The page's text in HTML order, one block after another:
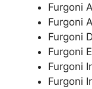
Furgoni
Furgoni
Furgoni
Furgoni
Furgoni
Furgoni